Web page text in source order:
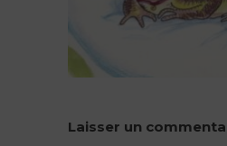
Laisser un